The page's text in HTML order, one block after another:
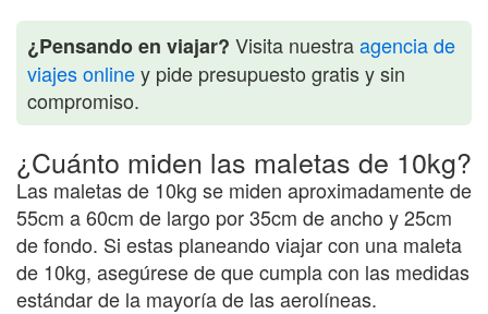
¿Pensando en viajar? Visita nuestraagencia de
viajes onliney pide presupuesto gratis y sin
compromiso.
¿Cuánto miden las maletas de 10kg?
Las maletas de 10kg se miden aproximadamente de
55cm a 60cm de largo por 35cm de ancho y 25cm
de fondo. Si estas planeando viajar con una maleta
de 10kg, asegúrese de que cumpla con las medidas
estándar de la mayoría de las aerolíneas.